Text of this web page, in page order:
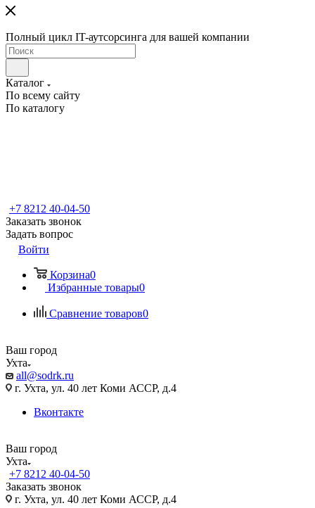
Полный цикл IT-аутсорсинга для вашей компании
Каталог
По всему сайту
По каталогу
+7 8212 40-04-50
Заказать звонок
Задать вопрос
Войти
Корзина0
Избранные товары0
Сравнение товаров0
Ваш город
Ухта
all@sodrk.ru
г. Ухта, ул. 40 лет Коми АССР, д.4
Вконтакте
Ваш город
Ухта
+7 8212 40-04-50
Заказать звонок
г. Ухта, ул. 40 лет Коми АССР, д.4